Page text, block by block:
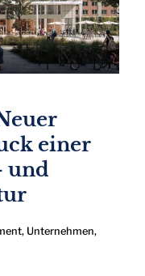
einer
und
, Unternehmen,